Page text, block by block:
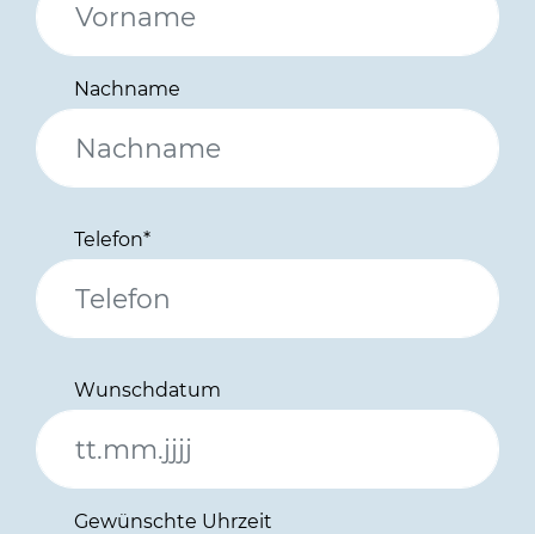
Nachname
Telefon*
Wunschdatum
Gewünschte Uhrzeit